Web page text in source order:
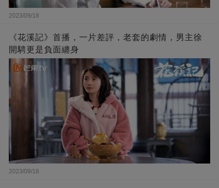
2023/09/18
《花溪記》首播，一片差評，老套的劇情，男主徐
開騁更是負面纏身
2023/09/18